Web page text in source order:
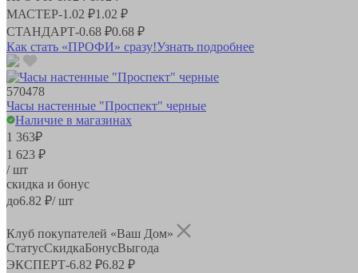
МАСТЕР-1.02 ₽1.02 ₽
СТАНДАРТ-0.68 ₽0.68 ₽
Как стать «ПРОФИ» сразу!Узнать подробнее
570478
Часы настенные "Проспект" черные
Наличие в магазинах
1 363₽
1 623 ₽
/ шт
скидка и бонус
до6.82 ₽/ шт
Клуб покупателей «Ваш Дом»
СтатусСкидкаБонусВыгода
ЭКСПЕРТ-6.82 ₽6.82 ₽